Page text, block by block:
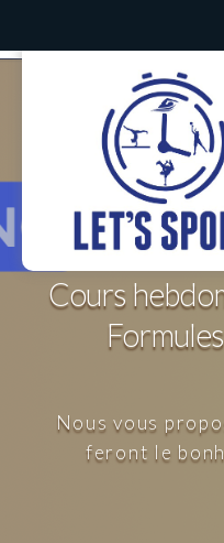
Cours
Nous vous
feront le